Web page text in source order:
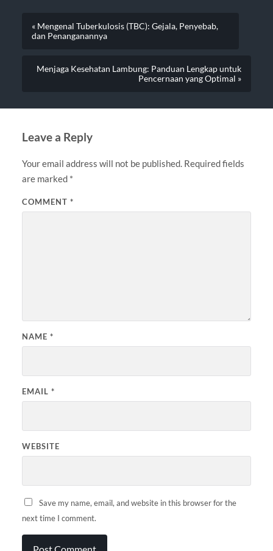
« Mengenal Tuberkulosis (TBC): Gejala, Penyebab,
dan Penanganannya
Menjaga Kesehatan Lambung: Panduan Lengkap untuk
Pencernaan yang Optimal »
Leave a Reply
Your email address will not be published. Required fields
are marked *
COMMENT *
NAME *
EMAIL *
WEBSITE
Save my name, email, and website in this browser for the
next time I comment.